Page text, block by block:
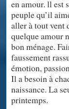
en amour. ll est
peuple qu’il
aller à tout vent
quelque amour
bon ménage.
faussement
émotion,
Il a besoin à
naissance. La
printemps.